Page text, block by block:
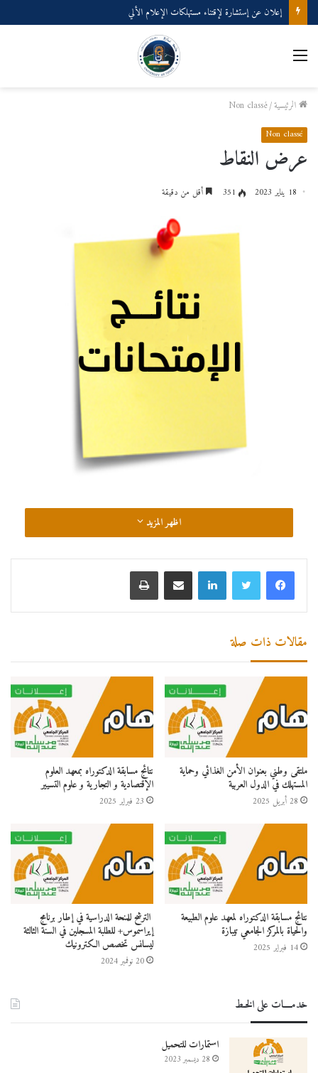
إعلان عن إستشارة لإقتناء مستهلكات الإعلام الألي
القائمة
الرئيسية/
Non classé
Non classé
عرض النقاط
18 يناير 2023 351 أقل من دقيقة
اظهر المزيد
لينكدإن مشاركة عبر البريد طباعة
مقالات ذات صلة
ملتقى وطني بعنوان الأمن الغذائي وحماية
المستهلك في الدول العربية
28 أبريل 2025
نتائج مسابقة الدكتوراه بمعهد العلوم
الإقتصادية و التجارية و علوم التسيير
23 فبراير 2025
نتائج مسابقة الدكتوراه لمعهد علوم الطبيعة
والحياة بالمركز الجامعي تيبازة
14 فبراير 2025
الترشح للمنحة الدراسية في إطار برنامج
إيراسموس+ للطلبة المسجلين في السنة الثالثة
ليسانس تخصص الكترونيك
20 نوفمبر 2024
خدمــــات على الخـط
استمارات للتحميل
28 ديسمبر 2023